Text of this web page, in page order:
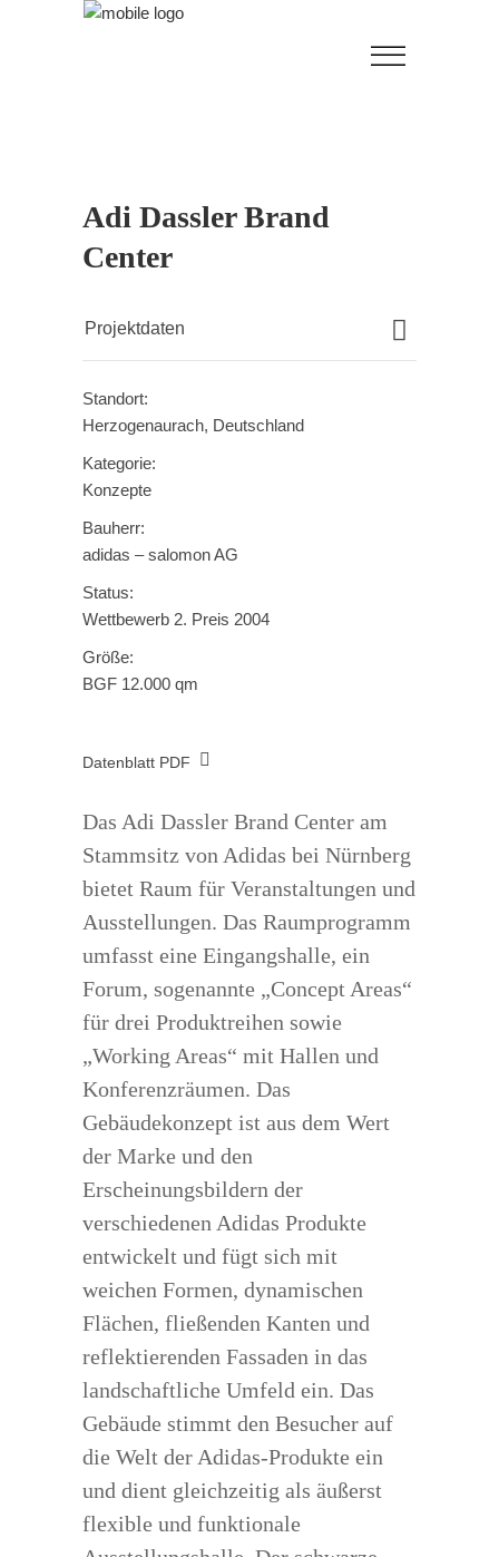
Adi Dassler Brand
Center
Projektdaten
Standort:
Herzogenaurach, Deutschland
Kategorie:
Konzepte
Bauherr:
adidas – salomon AG
Status:
Wettbewerb 2. Preis 2004
Größe:
BGF 12.000 qm
Datenblatt PDF
Das Adi Dassler Brand Center am
Stammsitz von Adidas bei Nürnberg
bietet Raum für Veranstaltungen und
Ausstellungen. Das Raumprogramm
umfasst eine Eingangshalle, ein
Forum, sogenannte „Concept Areas“
für drei Produktreihen sowie
„Working Areas“ mit Hallen und
Konferenzräumen. Das
Gebäudekonzept ist aus dem Wert
der Marke und den
Erscheinungsbildern der
verschiedenen Adidas Produkte
entwickelt und fügt sich mit
weichen Formen, dynamischen
Flächen, fließenden Kanten und
reflektierenden Fassaden in das
landschaftliche Umfeld ein. Das
Gebäude stimmt den Besucher auf
die Welt der Adidas-Produkte ein
und dient gleichzeitig als äußerst
flexible und funktionale